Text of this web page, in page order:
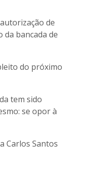
de
bancada de
do próximo
tem sido
se opor à
Carlos Santos